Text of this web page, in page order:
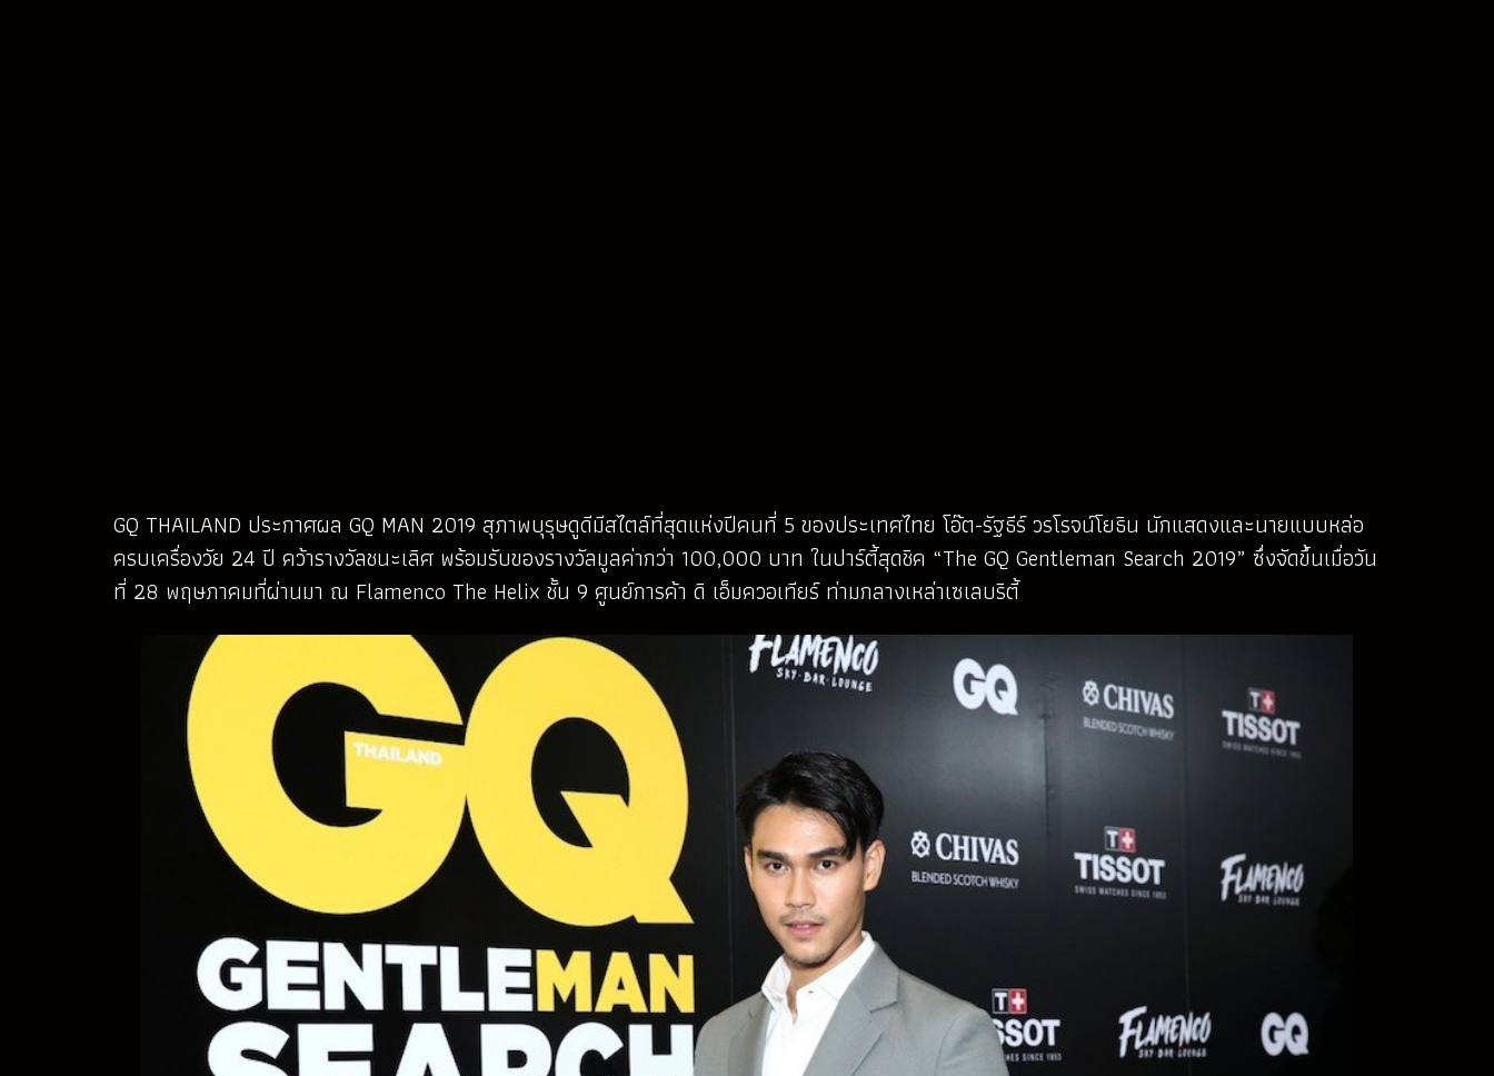
GQ THAILAND ประกาศผล GQ MAN 2019 สุภาพบุรุษดูดีมีสไตล์ที่สุดแห่งปีคนที่ 5 ของประเทศไทย โอ๊ต-รัฐธีร์ วรโรจน์โยธิน นักแสดงและนายแบบหล่อ
ครบเครื่องวัย 24 ปี คว้ารางวัลชนะเลิศ พร้อมรับของรางวัลมูลค่ากว่า 100,000 บาท ในปาร์ตี้สุดชิค “The GQ Gentleman Search 2019” ซึ่งจัดขึ้นเมื่อวัน
ที่ 28 พฤษภาคมที่ผ่านมา ณ Flamenco The Helix ชั้น 9 ศูนย์การค้า ดิ เอ็มควอเทียร์ ท่ามกลางเหล่าเซเลบริตี้